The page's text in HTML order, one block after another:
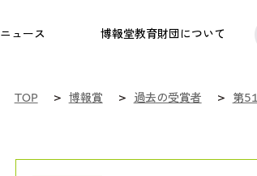
ニュース 博報堂教育財団について
についての研究助成 奨学金 フェローシッ
TOP 博報賞 過去の受賞者 第